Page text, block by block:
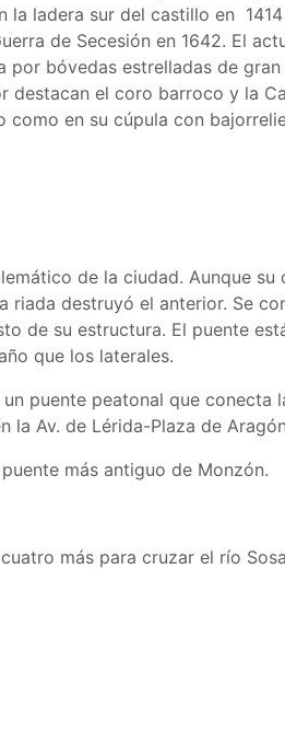
la ladera sur del castillo en
de Secesión en 1642. El
por bóvedas estrelladas de
destacan el coro barroco y la
en su cúpula con
de la ciudad. Aunque
riada destruyó el anterior. Se
de su estructura. El puente
que los laterales.
puente peatonal que
la Av. de Lérida-Plaza de
más antiguo de Monzón.
más para cruzar el río